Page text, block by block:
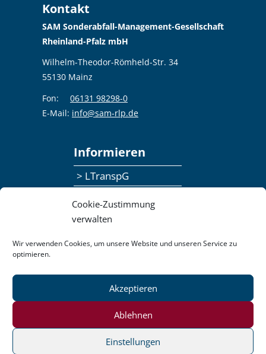
Cookie-Zustimmung
verwalten
Wir verwenden Cookies, um unsere Website und unseren Service zu
optimieren.
Akzeptieren
Ablehnen
Einstellungen
Kontakt
SAM Sonderabfall-Management-Gesellschaft
Rheinland-Pfalz mbH
Wilhelm-Theodor-Römheld-Str. 34
55130 Mainz
Fon:
06131 98298-0
E-Mail: info@sam-rlp.de
Informieren
> LTranspG
> Publikationen
Datenschutzerklärung
Impressum
Pressemitteilungen
Barrierefreiheit